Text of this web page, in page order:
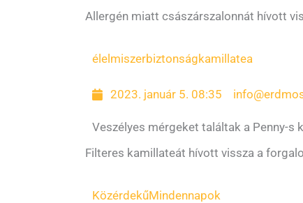
Allergén miatt császárszalonnát hívott
élelmiszerbiztonságkamillatea
2023. január 5. 08:35
Veszélyes mérgeket találtak a Penny-s
Filteres kamillateát hívott vissza a
KözérdekűMindennapok